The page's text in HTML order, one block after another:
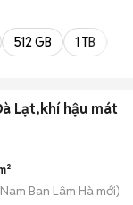
512 GB 1 TB
Lạt,khí hậu mát
Ban Lâm Hà mới)